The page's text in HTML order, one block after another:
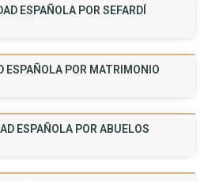
ESPAÑOLA POR SEFARDÍ
ESPAÑOLA POR MATRIMONIO
ESPAÑOLA POR ABUELOS